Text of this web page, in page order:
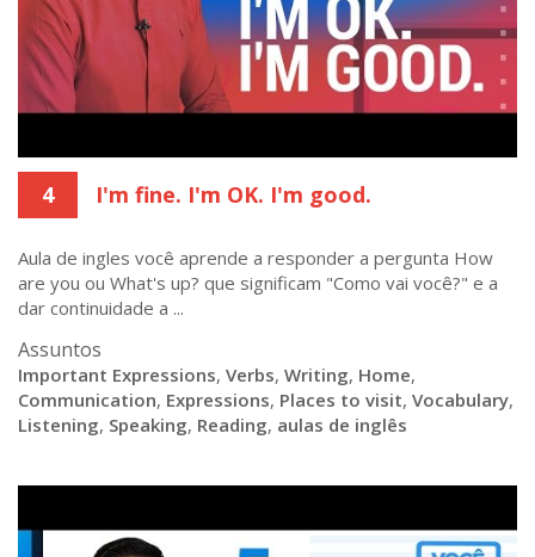
4 I'm fine. I'm OK. I'm good.
Aula de ingles você aprende a responder a pergunta How
are you ou What's up? que significam "Como vai você?" e a
dar continuidade a ...
Assuntos
Important Expressions, Verbs, Writing, Home,
Communication, Expressions, Places to visit, Vocabulary,
Listening, Speaking, Reading, aulas de inglês